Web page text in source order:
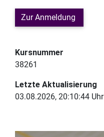
Zur Anmeldung
Kursnummer
38261
Letzte Aktualisierung
03.08.2026, 20:10:44 Uhr